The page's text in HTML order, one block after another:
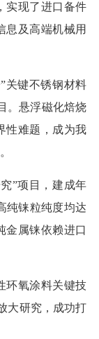
实现了进口备件
息及高端机械用
键不锈钢材料
。悬浮磁化焙烧
性难题，成为我
”项目，建成年
纯铼粒纯度均达
金属铼依赖进口
氧涂料关键技
大研究，成功打